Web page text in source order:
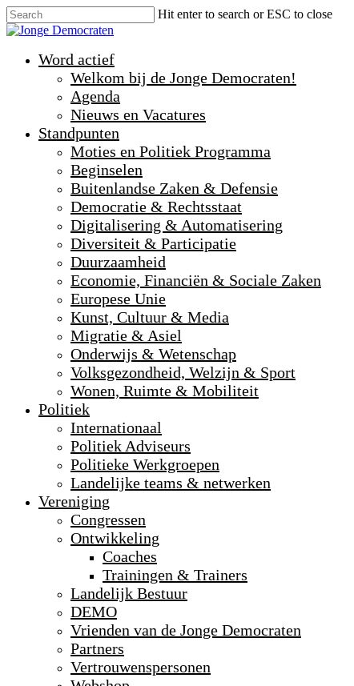
Hit enter to search or ESC to close
Word actief
Welkom bij de Jonge Democraten!
Agenda
Nieuws en Vacatures
Standpunten
Moties en Politiek Programma
Beginselen
Buitenlandse Zaken & Defensie
Democratie & Rechtsstaat
Digitalisering & Automatisering
Diversiteit & Participatie
Duurzaamheid
Economie, Financiën & Sociale Zaken
Europese Unie
Kunst, Cultuur & Media
Migratie & Asiel
Onderwijs & Wetenschap
Volksgezondheid, Welzijn & Sport
Wonen, Ruimte & Mobiliteit
Politiek
Internationaal
Politiek Adviseurs
Politieke Werkgroepen
Landelijke teams & netwerken
Vereniging
Congressen
Ontwikkeling
Coaches
Trainingen & Trainers
Landelijk Bestuur
DEMO
Vrienden van de Jonge Democraten
Partners
Vertrouwenspersonen